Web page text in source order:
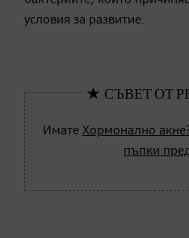
условия за развитие.
Имате Хормонално
пъпки